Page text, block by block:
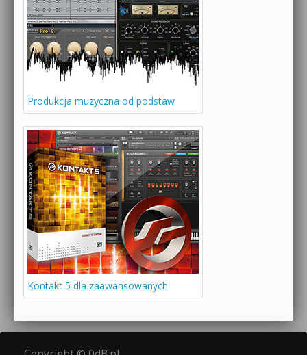
Produkcja muzyczna od podstaw
Kontakt 5 dla zaawansowanych